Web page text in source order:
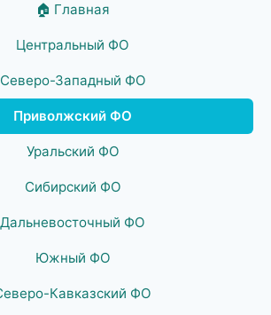
🏠 Главная
Центральный ФО
Северо-Западный ФО
Приволжский ФО
Уральский ФО
Сибирский ФО
Дальневосточный ФО
Южный ФО
Кавказский ФО